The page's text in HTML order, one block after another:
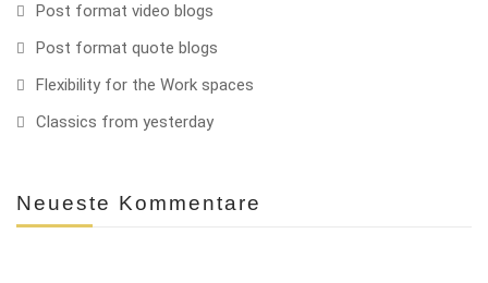
Post format video blogs
Post format quote blogs
Flexibility for the Work spaces
Classics from yesterday
Neueste Kommentare